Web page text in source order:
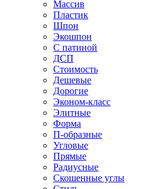
Массив
Пластик
Шпон
Экошпон
С патиной
ДСП
Стоимость
Дешевые
Дорогие
Эконом-класс
Элитные
Форма
П-образные
Угловые
Прямые
Радиусные
Скошенные углы